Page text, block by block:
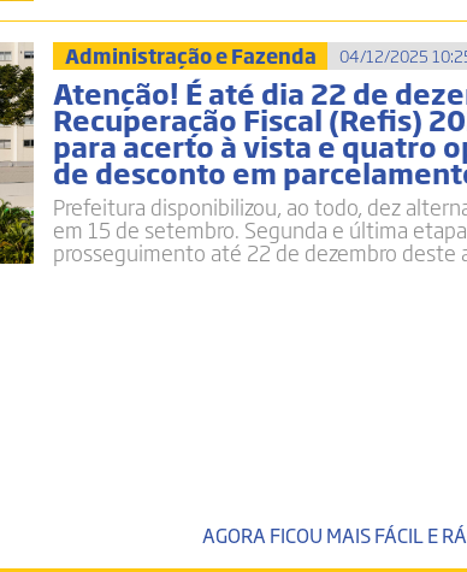
Administração e Fazenda 04/12/2025
Atenção! É até dia 22 de
Recuperação Fiscal (Refis)
para acerto à vista e quatro
de desconto em
Prefeitura disponibilizou, ao todo, dez
em 15 de setembro. Segunda e última
prosseguimento até 22 de dezembro deste
AGORA FICOU MAIS FÁCIL E